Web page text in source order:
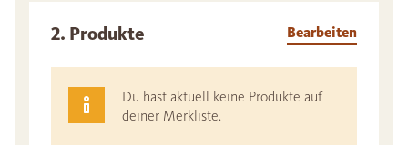
2. Produkte Bearbeiten
Du hast aktuell keine Produkte auf
deiner Merkliste.